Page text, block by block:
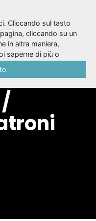
una
:
Cliccando sul tasto
cliccando su un
in altra maniera,
saperne di più o